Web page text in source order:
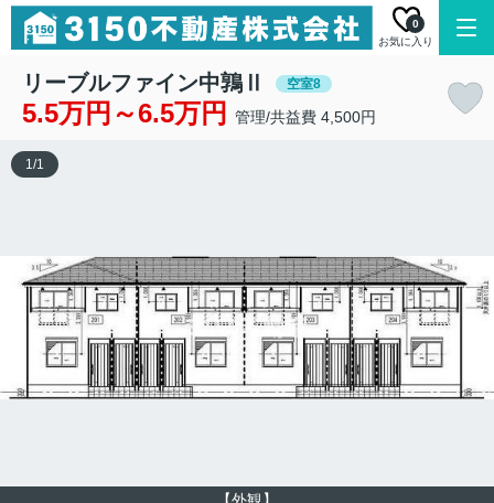
お気に入り
0
リーブルファイン中鶉Ⅱ 空室8
5.5万円～6.5万円 管理/共益費 4,500円
1/1